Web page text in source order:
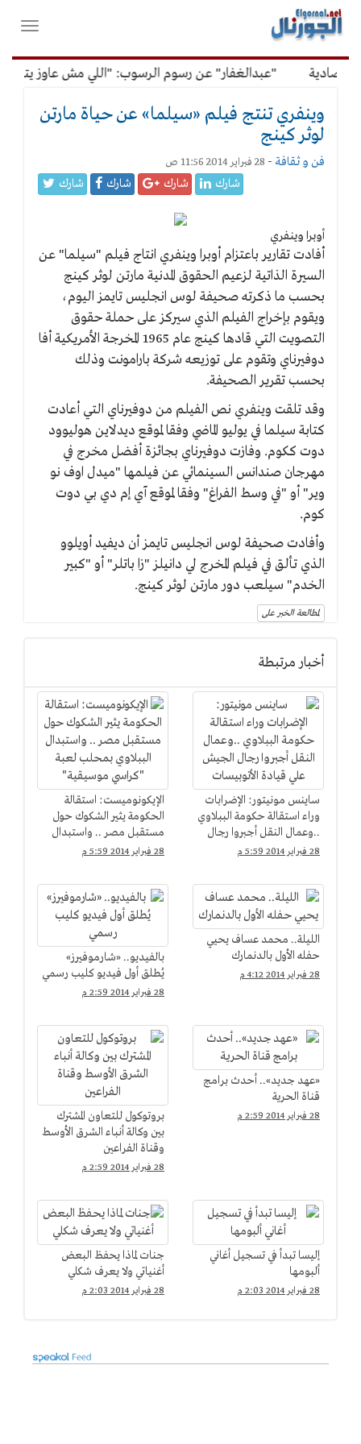
القائمة
الرئيسية
فتح
"عبدالغفار" عن رسوم الرسوب: "اللي مش عاوز يتعلم
وينفري تنتج فيلم «سيلما» عن حياة مارتن
لوثر كينج
فن و ثقافة - 28 فبراير 2014 11:56 ص
شارك شارك شارك شارك
أوبرا وينفري
أفادت تقارير باعتزام أوبرا وينفري انتاج فيلم "سيلما" عن
السيرة الذاتية لزعيم الحقوق المدنية مارتن لوثر كينج
بحسب ما ذكرته صحيفة لوس انجليس تايمز اليوم،
ويقوم بإخراج الفيلم الذي سيركز على حملة حقوق
التصويت التي قادها كينج عام 1965 المخرجة الأمريكية أفا
دوفيرناي وتقوم على توزيعه شركة بارامونت وذلك
بحسب تقرير الصحيفة.
وقد تلقت وينفري نص الفيلم من دوفيرناي التي أعادت
كتابة سيلما في يوليو الماضي وفقا لموقع ديدلاين هوليوود
دوت ككوم. وفازت دوفيرناي بجائزة أفضل مخرج في
مهرجان صندانس السينمائي عن فيلمها "ميدل اوف نو
وير" أو "في وسط الفراغ" وفقا لموقع آي إم دي بي دوت
كوم.
وأفادت صحيفة لوس انجليس تايمز أن ديفيد أويلوو
الذي تألق في فيلم المخرج لي دانيلز "زا باتلر" أو "كبير
الخدم" سيلعب دور مارتن لوثر كينج.
لمطالعة الخبر على
أخبار مرتبطة
ساينس مونيتور: الإضرابات
وراء استقالة حكومة الببلاوي
..وعمال النقل أجبروا رجال
الجيش علي قيادة
28 فبراير 2014 5:59 م
الإيكونوميست: استقالة
الحكومة يثير الشكوك حول
مستقبل مصر .. واستبدال
الببلاوي بمحلب لعبة
28 فبراير 2014 5:59 م
الليلة.. محمد عساف يحيي
حفله الأول بالدنمارك
28 فبراير 2014 4:12 م
بالفيديو.. «شارموفيرز»
يُطلق أول فيديو كليب رسمي
28 فبراير 2014 2:59 م
«عهد جديد».. أحدث برامج
قناة الحرية
28 فبراير 2014 2:59 م
بروتوكول للتعاون المشترك
بين وكالة أنباء الشرق الأوسط
وقناة الفراعين
28 فبراير 2014 2:59 م
إليسا تبدأ في تسجيل أغاني
ألبومها
28 فبراير 2014 2:03 م
جنات لماذا يحفظ البعض
أغنياتي ولا يعرف شكلي
28 فبراير 2014 2:03 م